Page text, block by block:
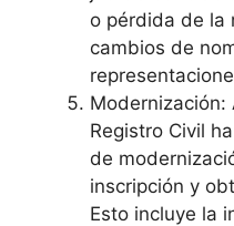
o pérdida de la
cambios de
Modernización:
Registro Civil
de
inscripción y
Esto incluye la